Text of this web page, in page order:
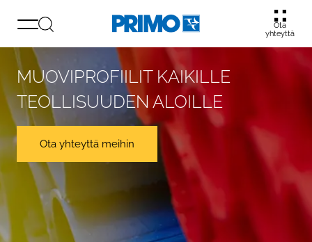
Ota
yhteyttä
MUOVIPROFIILIT KAIKILLE
TEOLLISUUDEN ALOILLE
Ota yhteyttä meihin